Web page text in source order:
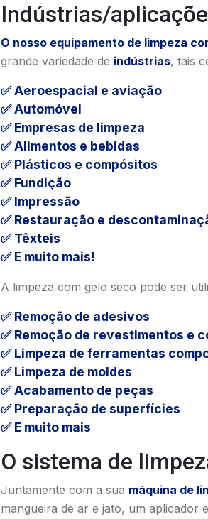
Indústrias/
O nosso equipamento de limpeza
grande variedade de indústrias, tais
✅ Aeroespacial e aviação
✅ Automóvel
✅ Empresas de limpeza
✅ Alimentos e bebidas
✅ Plásticos e compósitos
✅ Fundição
✅ Impressão
✅ Restauração e
✅ Têxteis
✅ E muito mais!
A limpeza com gelo seco pode ser
✅ Remoção de adesivos
✅ Remoção de revestimentos e
✅ Limpeza de ferramentas
✅ Limpeza de moldes
✅ Acabamento de peças
✅ Preparação de superfícies
✅ E muito mais
O sistema de
Juntamente com a sua máquina de
mangueira de ar e jato, um aplicador